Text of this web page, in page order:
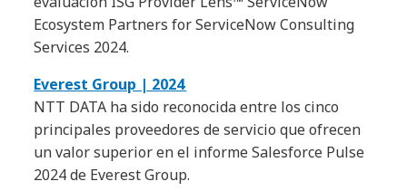
Ecosystem Partners for ServiceNow Consulting
Services 2024.
Everest Group | 2024
NTT DATA ha sido reconocida entre los cinco
principales proveedores de servicio que ofrecen
un valor superior en el informe Salesforce Pulse
2024 de Everest Group.